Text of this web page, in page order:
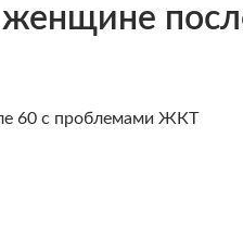
женщине